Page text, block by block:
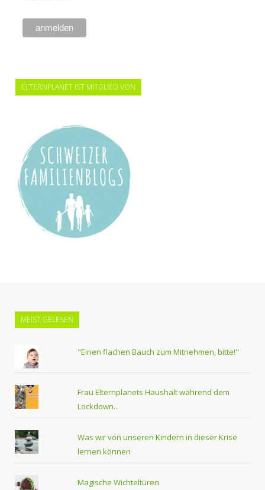
ELTERNPLANET IST MITGLIED VON
MEIST GELESEN
"Einen flachen Bauch zum Mitnehmen, bitte!"
Frau Elternplanets Haushalt während dem
Lockdown...
Was wir von unseren Kindern in dieser Krise
lernen können
Magische Wichteltüren